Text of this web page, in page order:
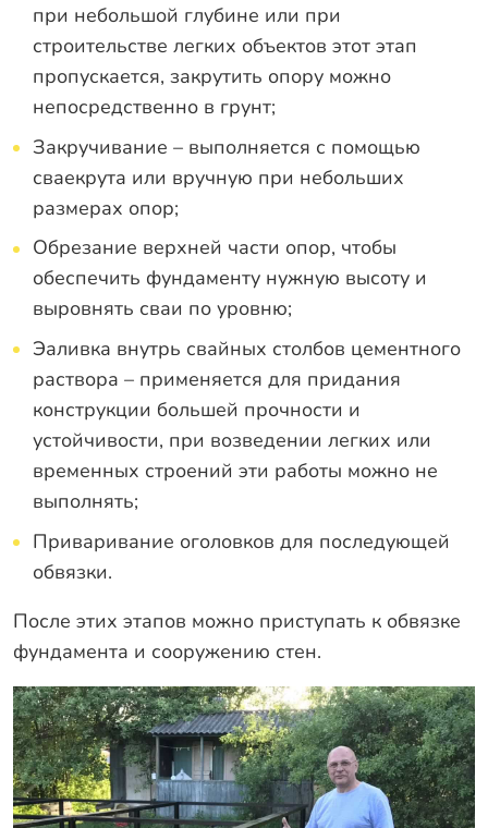
при небольшой глубине или при
строительстве легких объектов этот этап
пропускается, закрутить опору можно
непосредственно в грунт;
Закручивание – выполняется с помощью
сваекрута или вручную при небольших
размерах опор;
Обрезание верхней части опор, чтобы
обеспечить фундаменту нужную высоту и
выровнять сваи по уровню;
Эаливка внутрь свайных столбов цементного
раствора – применяется для придания
конструкции большей прочности и
устойчивости, при возведении легких или
временных строений эти работы можно не
выполнять;
Приваривание оголовков для последующей
обвязки.
После этих этапов можно приступать к обвязке
фундамента и сооружению стен.